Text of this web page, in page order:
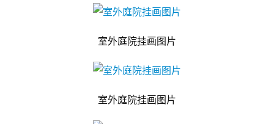
室外庭院挂画图片
室外庭院挂画图片